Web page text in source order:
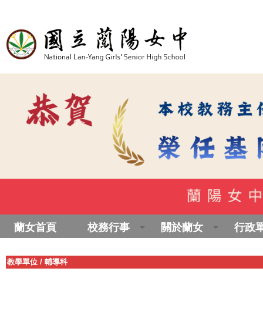
蘭女首頁 校務行事 關於蘭女 行政
教學單位 / 輔導科